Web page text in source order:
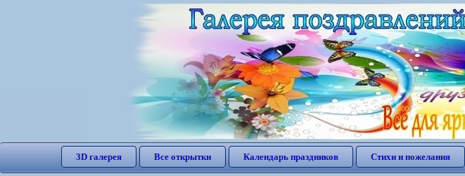
3D галерея Все открытки Календарь праздников Стихи и пожелания